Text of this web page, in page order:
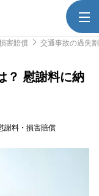
害賠償 交通事故の過失
？ 慰謝料に納
謝料・損害賠償